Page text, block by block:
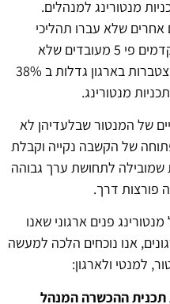
מנטורינג למנהלים.
פי 6 ממנהלים אחרים שלא עברו תהליכי
הכשרה של מנטורינג והמנטיז מתקדמים פי 5 מעובדים שלא
קיבלו מנטור מומחה. התפוקות המצטברות בארגון גדלות ב 38%
מנטורינג.
רגל אחת מתוך 3 הרגליים של המנטור שבלעדיהן לא
של הקשבה נקייה וקבלת
שמובילה לתחושת ערך גבוהה
פורצות דרך.
פנים ארגוני שאנו
אנו נוכחים הלכה למעשה
למנטי ולארגון:
תכנית ההכשרה המנהל